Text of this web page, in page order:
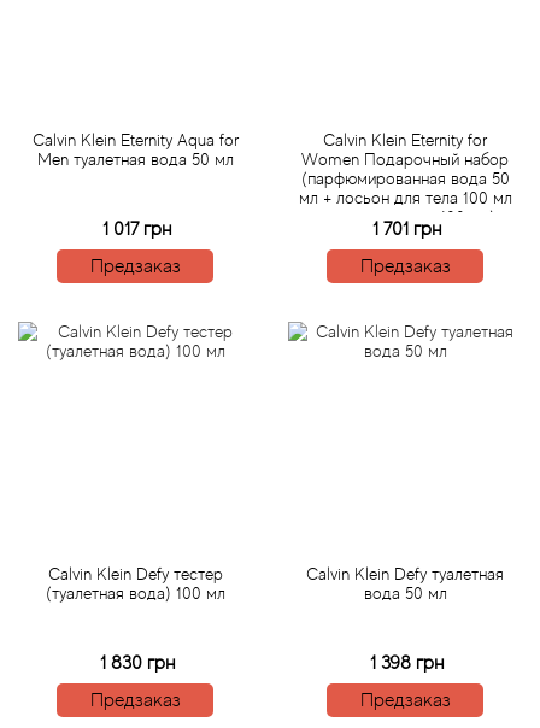
Calvin Klein Eternity Aqua for
Men туалетная вода 50 мл
1 017 грн
Предзаказ
Calvin Klein Eternity for
Women Подарочный набор
(парфюмированная вода 50
мл + лосьон для тела 100 мл
+ гель для душа 100 мл)
1 701 грн
Предзаказ
Calvin Klein Defy тестер
(туалетная вода) 100 мл
1 830 грн
Предзаказ
Calvin Klein Defy туалетная
вода 50 мл
1 398 грн
Предзаказ
Alaia Paris
Alexander McQueen
Alexandre J
American Crew
Amouage
Amouroud